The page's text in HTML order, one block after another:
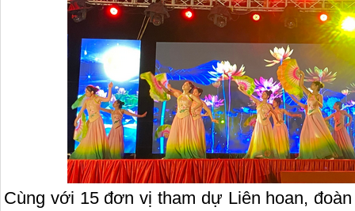
Cùng với 15 đơn vị tham dự Liên hoan,